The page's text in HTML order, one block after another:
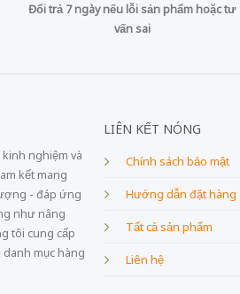
Đổi trả 7 ngày nếu lỗi sản phẩm hoặc tư
vấn sai
nghiệm và
kết mang
- đáp ứng
như nâng
tôi cung cấp
mục hàng
LIÊN KẾT NÓNG
Chính sách bảo mật
Hướng dẫn đặt hàng
Tất cả sản phẩm
Liên hệ